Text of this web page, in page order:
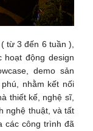
từ 3 đến 6 tuần ),
hoạt động design
demo sản
nhằm kết nối
thiết kế, nghệ sĩ,
nghệ thuật, và tất
các công trình đã